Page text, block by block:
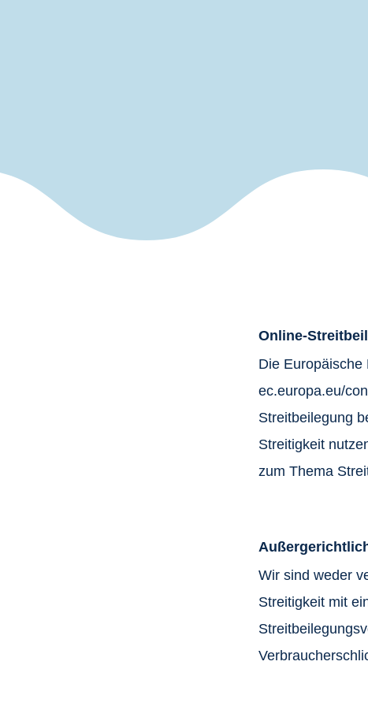
Online-
Die Europäische
ec.europa.eu/
Streitbeilegung
Streitigkeit
zum Thema
Wir sind weder
Streitigkeit mit